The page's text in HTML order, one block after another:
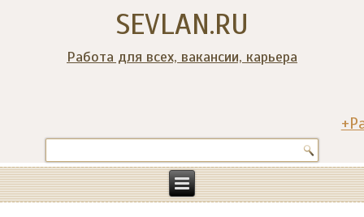
SEVLAN.RU
Работа для всех, вакансии, карьера